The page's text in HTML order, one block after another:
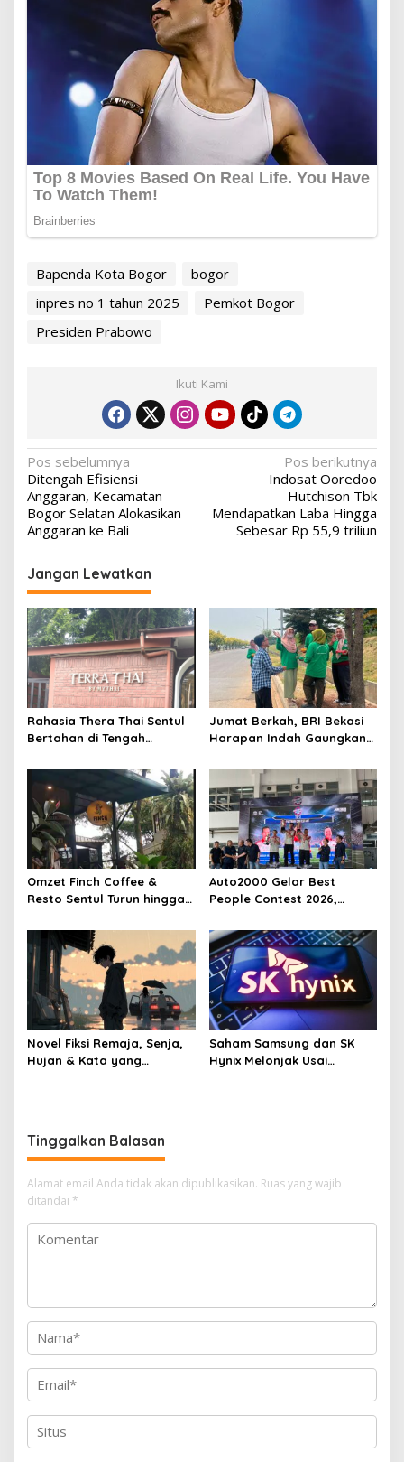
Bapenda Kota Bogor
bogor
inpres no 1 tahun 2025
Pemkot Bogor
Presiden Prabowo
Ikuti Kami
Navigasi
pos
Pos sebelumnya
Ditengah Efisiensi
Anggaran, Kecamatan
Bogor Selatan Alokasikan
Anggaran ke Bali
Pos berikutnya
Indosat Ooredoo
Hutchison Tbk
Mendapatkan Laba Hingga
Sebesar Rp 55,9 triliun
Jangan Lewatkan
Rahasia Thera Thai Sentul
Bertahan di Tengah
Konsisten Sajikan Rasa Asli
Thailand
Jumat Berkah, BRI Bekasi
Harapan Indah Gaungkan
Omzet Finch Coffee &
Resto Sentul Turun hingga
Auto2000 Gelar Best
People Contest 2026,
Se-Indonesia
Novel Fiksi Remaja, Senja,
Hujan & Kata yang
Saham Samsung dan SK
Hynix Melonjak Usai
Tinggalkan Balasan
Alamat email Anda tidak akan dipublikasikan. Ruas yang wajib
ditandai *